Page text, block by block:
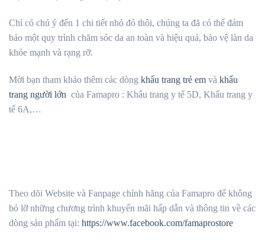
Chỉ có chú ý đến 1 chi tiết nhỏ đó thôi, chúng ta đã có thể đảm
bảo một quy trình chăm sóc da an toàn và hiệu quả, bảo vệ làn da
khỏe mạnh và rạng rỡ.
Mời bạn tham khảo thêm các dòng khẩu trang trẻ em và khẩu
trang người lớn của Famapro : Khẩu trang y tế 5D, Khẩu trang y
tế 6A,…
Theo dõi Website và Fanpage chính hãng của Famapro để không
bỏ lỡ những chương trình khuyến mãi hấp dẫn và thông tin về các
dòng sản phẩm tại: https://www.facebook.com/famaprostore